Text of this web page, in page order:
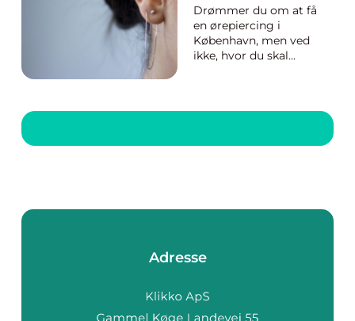
og klinikker, der
tilbyder en bred vifte
...
Drømmer du om at få
en ørepiercing i
København, men ved
ikke, hvor du skal
perfekte piercing i
Adresse